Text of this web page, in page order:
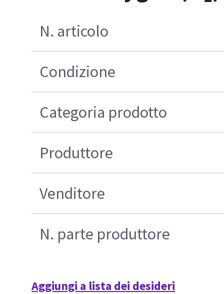
N. articolo
Condizione
Categoria prodotto
Produttore
Venditore
N. parte produttore
Aggiungi a lista dei desideri